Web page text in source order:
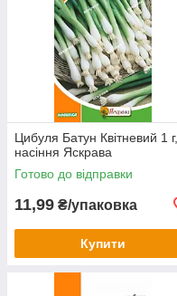
Цибуля Батун Квітневий 1 г,
насіння Яскрава
Готово до відправки
11,99 ₴/упаковка
Купити